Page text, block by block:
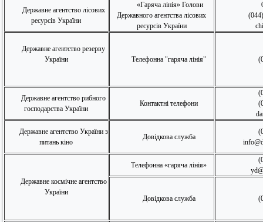
Державне агентство лісових
ресурсів України
«Гаряча лінія» Голови
Державного агентства лісових
ресурсів України
Державне агентство резерву
України
Телефонна "гаряча лінія"
Державне агентство рибного
господарства України
Контактні телефони
Державне агентство України з
питань кіно
Довідкова служба
Державне космічне агентство
України
Телефонна «гаряча лінія»
Довідкова служба